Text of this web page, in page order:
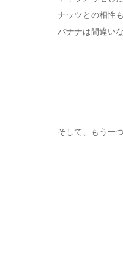
ナッツとの相性
バナナは間違い
そして、もう一